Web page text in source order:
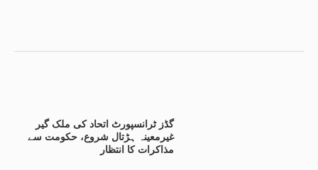
گڈز ٹرانسپورٹ اتحاد کی ملک گیر
غیرمعینہ ہڑتال شروع، حکومت سے
مذاکرات کا انتظار